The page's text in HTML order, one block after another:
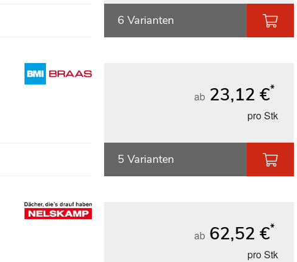
6 Varianten
ab 23,12 €*
pro Stk
5 Varianten
ab 62,52 €*
pro Stk